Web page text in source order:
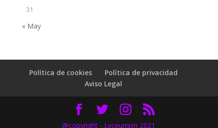
31
« May
Política de cookies
Política de privacidad
Aviso Legal
@copyright - Lyceumrm 2021